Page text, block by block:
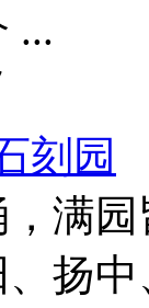
...
刻园
满
扬